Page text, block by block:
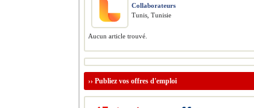
Collaborateurs
Tunis, Tunisie
Aucun article trouvé.
›› Publiez vos offres d'emploi